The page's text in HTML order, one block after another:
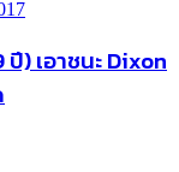
) เอาชนะ Dixon